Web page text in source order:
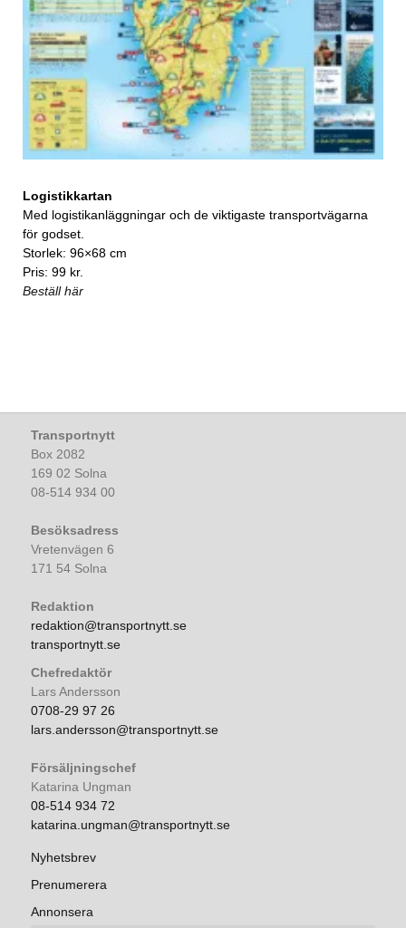
Logistikkartan
Med logistikanläggningar och de viktigaste transportvägarna
för godset.
Storlek: 96×68 cm
Pris: 99 kr.
Beställ här
Transportnytt
Box 2082
169 02 Solna
08-514 934 00
Besöksadress
Vretenvägen 6
171 54 Solna
Redaktion
redaktion@transportnytt.se
transportnytt.se
Chefredaktör
Lars Andersson
0708-29 97 26
lars.andersson@transportnytt.se
Försäljningschef
Katarina Ungman
08-514 934 72
katarina.ungman@transportnytt.se
Nyhetsbrev
Prenumerera
Annonsera